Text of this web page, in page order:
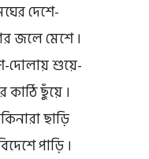
দেশে-
জলে মেশে ।
দোলায় শুয়ে-
কাঠি ছুঁয়ে ।
ছাড়ি
পাড়ি ।